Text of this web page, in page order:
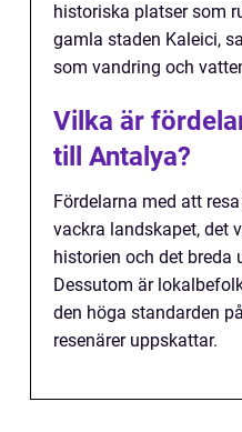
historiska platser som
gamla staden Kaleici,
som vandring och
Vilka är
till Antalya?
Fördelarna med att
vackra landskapet, det
historien och det breda
Dessutom är
den höga standarden
resenärer uppskattar.